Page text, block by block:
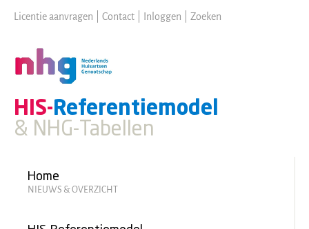
content
Licentie aanvragen Contact Inloggen Zoeken
HIS-Referentiemodel
& NHG-Tabellen
Home
NIEUWS & OVERZICHT